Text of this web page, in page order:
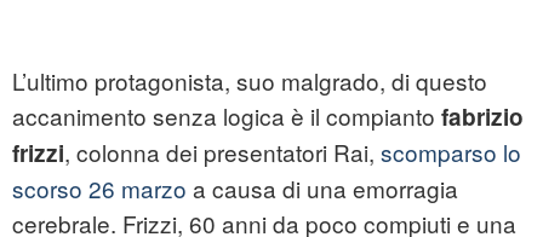
L’ultimo protagonista, suo malgrado, di questo
accanimento senza logica è il compianto fabrizio
frizzi, colonna dei presentatori Rai, scomparso lo
scorso 26 marzo a causa di una emorragia
cerebrale. Frizzi, 60 anni da poco compiuti e una